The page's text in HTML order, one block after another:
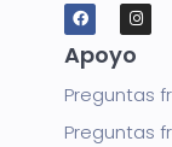
Apoyo
Preguntas
Preguntas